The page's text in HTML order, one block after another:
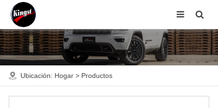
Ubicación: Hogar> Productos